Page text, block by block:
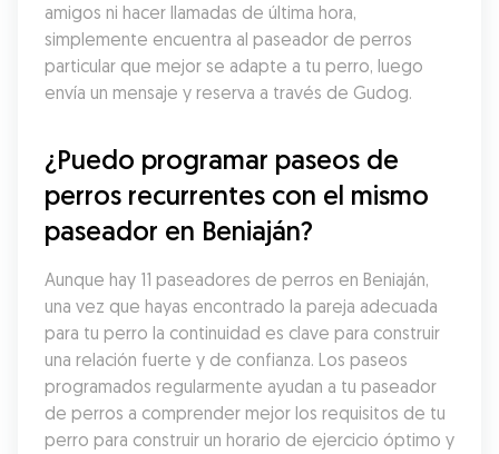
amigos ni hacer llamadas de última hora,
simplemente encuentra al paseador de perros
particular que mejor se adapte a tu perro, luego
envía un mensaje y reserva a través de Gudog.
¿Puedo programar paseos de
perros recurrentes con el mismo
paseador en Beniaján?
Aunque hay 11 paseadores de perros en Beniaján,
una vez que hayas encontrado la pareja adecuada
para tu perro la continuidad es clave para construir
una relación fuerte y de confianza. Los paseos
programados regularmente ayudan a tu paseador
de perros a comprender mejor los requisitos de tu
perro para construir un horario de ejercicio óptimo y